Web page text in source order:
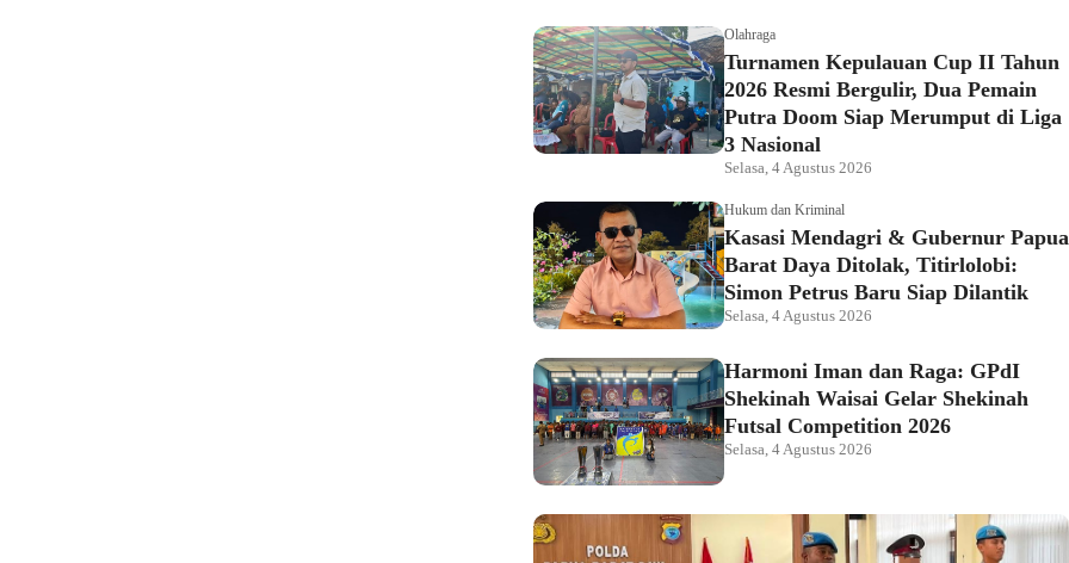
Olahraga
Turnamen Kepulauan Cup II Tahun
2026 Resmi Bergulir, Dua Pemain
Putra Doom Siap Merumput di Liga
3 Nasional
Selasa, 4 Agustus 2026
Hukum dan Kriminal
Kasasi Mendagri & Gubernur Papua
Barat Daya Ditolak, Titirlolobi:
Simon Petrus Baru Siap Dilantik
Selasa, 4 Agustus 2026
Harmoni Iman dan Raga: GPdI
Shekinah Waisai Gelar Shekinah
Futsal Competition 2026
Selasa, 4 Agustus 2026